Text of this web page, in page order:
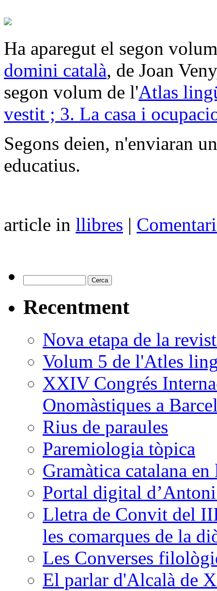
Ha aparegut el segon
domini català, de Joan
segon volum de l'Atlas
vestit ; 3. La casa i
Segons deien, n'enviaran
educatius.
article in llibres |
Recentment
Nova etapa de la
Volum 5 de l'Atles
XXIV Congrés
Onomàstiques a
Rius de paraules
Paremiologia tòpica
Gramàtica catalana
Portal digital
Lletra de Convit del
les comarques de la
Les Converses
El parlar d'Alcalà de